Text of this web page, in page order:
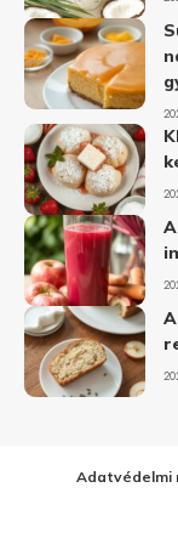
Adatvédelmi